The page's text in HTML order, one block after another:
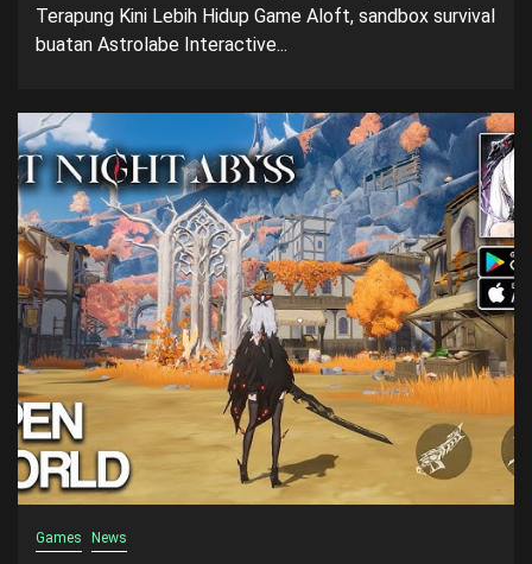
Terapung Kini Lebih Hidup Game Aloft, sandbox survival
buatan Astrolabe Interactive...
Games News